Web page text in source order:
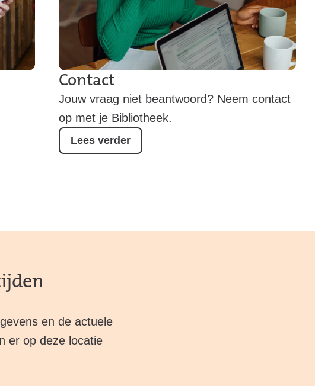
Lees verder
Contact
Jouw vraag niet beantwoord? Neem contact
op met je Bibliotheek.
en de actuele
er op deze locatie